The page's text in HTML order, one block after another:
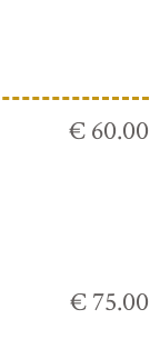
€ 60.00
€ 75.00